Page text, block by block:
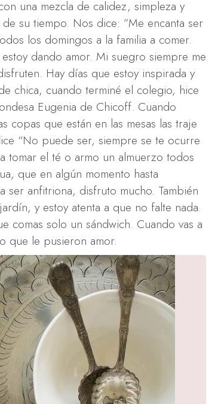
una mezcla de calidez, simpleza y
su tiempo. Nos dice: ”Me encanta ser
los domingos a la familia a comer.
dando amor. Mi suegro siempre me
Hay días que estoy inspirada y
chica, cuando terminé el colegio, hice
Eugenia de Chicoff. Cuando
copas que están en las mesas las traje
“No puede ser, siempre se te ocurre
tomar el té o armo un almuerzo todos
que en algún momento hasta
anfitriona, disfruto mucho. También
y estoy atenta a que no falte nada.
comas solo un sándwich. Cuando vas a
que le pusieron amor.